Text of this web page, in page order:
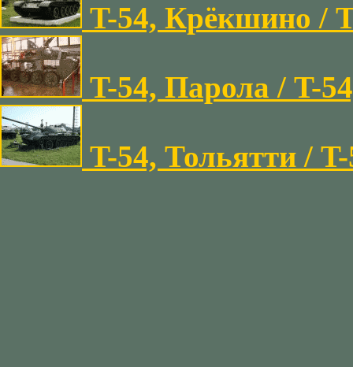
T-54, Крёкшино /
T-54, Парола / T-
T-54, Тольятти /